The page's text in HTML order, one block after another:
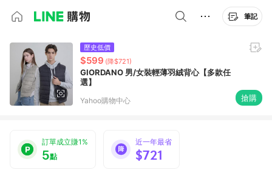
筆記
歷史低價
$599 (降$721)
GIORDANO 男/女裝輕薄羽絨背心【多款任
選】
Yahoo購物中心 搶購
訂單成立賺1%
5點
近一年最省
$721